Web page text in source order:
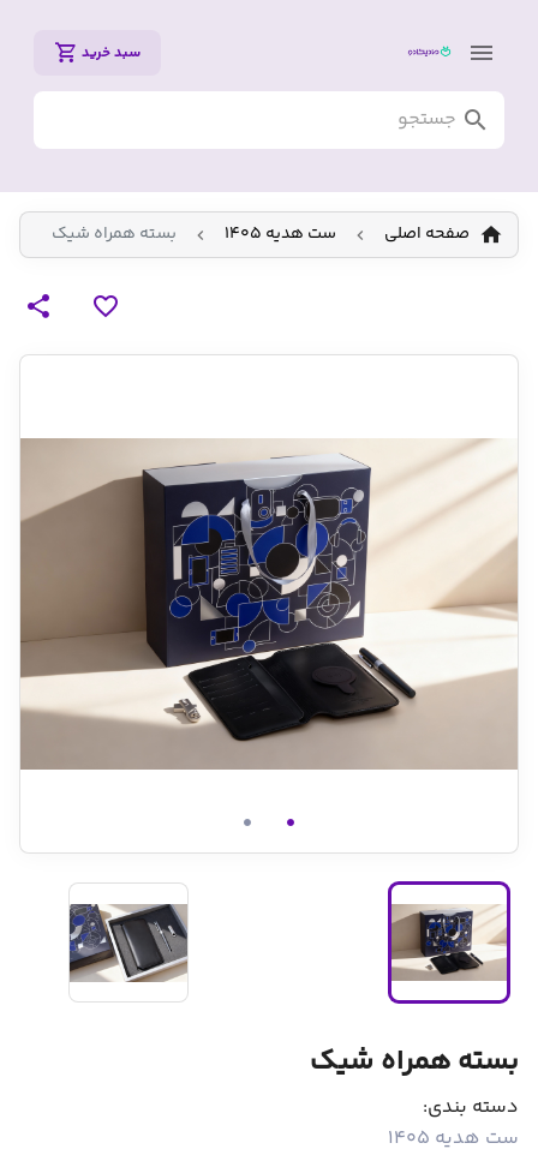
سبد خرید
صفحه اصلی ست هدیه 1405 بسته همراه شیک
بسته همراه شیک
دسته بندی:
ست هدیه 1405